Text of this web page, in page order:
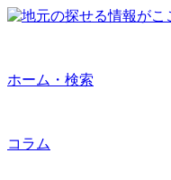
ホーム・検索
コラム